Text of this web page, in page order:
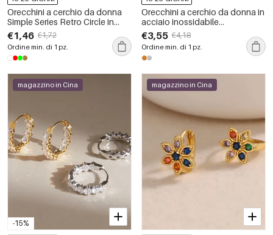
Orecchini a cerchio da donna
Simple Series Retro Circle in
acciaio inossidabile
impermeabile color oro.
€1,46 €1,72
Ordine min. di 1 pz.
Orecchini a cerchio da donna in
acciaio inossidabile
impermeabile color oro con
strass.
€3,55 €4,18
Ordine min. di 1 pz.
-15%
magazzino in Cina magazzino in Cina